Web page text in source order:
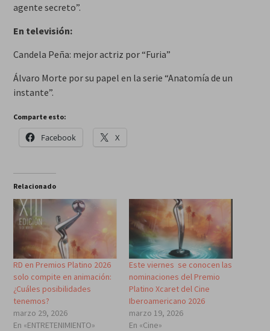
agente secreto”.
En televisión:
Candela Peña: mejor actriz por “Furia”
Álvaro Morte por su papel en la serie “Anatomía de un
instante”.
Comparte esto:
Facebook X
Relacionado
RD en Premios Platino 2026
solo compite en animación:
¿Cuáles posibilidades
tenemos?
marzo 29, 2026
En «ENTRETENIMIENTO»
Este viernes se conocen las
nominaciones del Premio
Platino Xcaret del Cine
Iberoamericano 2026
marzo 19, 2026
En «Cine»